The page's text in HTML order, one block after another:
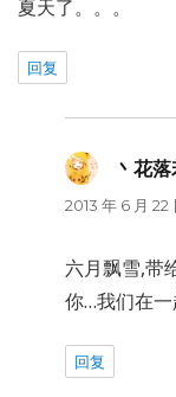
夏天了。。。
回复
丶花
2013 年 6 月 22
六月飘雪,带
你…我们在
回复